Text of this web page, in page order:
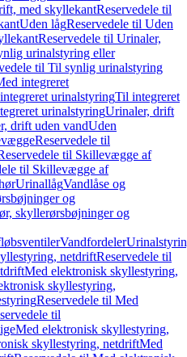
med skyllekantReservedele til
Uden lågReservedele til Uden
Reservedele til Urinaler,
urinalstyring eller
til Til synlig urinalstyring
integreret
urinalstyringTil integreret
urinalstyringUrinaler, drift
drift uden vandUden
Reservedele til
til Skillevægge af
til Skillevægge af
UrinallågVandlåse og
og
skyllerørsbøjninger og
Vandfordeler
netdriftReservedele til
Med elektronisk skyllestyring,
skyllestyring,
Reservedele til Med
til
Med elektronisk skyllestyring,
skyllestyring, netdriftMed